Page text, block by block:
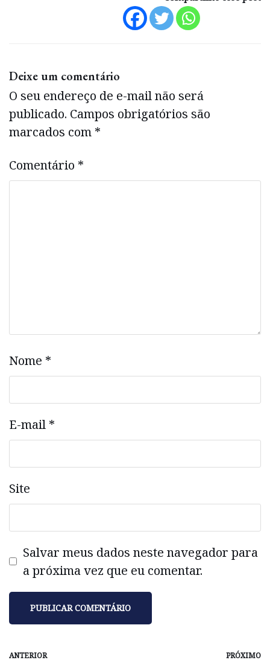
Deixe um comentário
O seu endereço de e-mail não será
publicado. Campos obrigatórios são
marcados com *
Comentário *
Nome *
E-mail *
Site
Salvar meus dados neste navegador para
a próxima vez que eu comentar.
ANTERIOR PRÓXIMO